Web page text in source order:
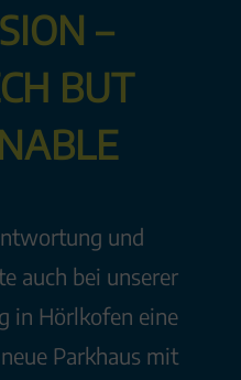
–
BUT
und
auch bei unserer
in Hörlkofen eine
Parkhaus mit